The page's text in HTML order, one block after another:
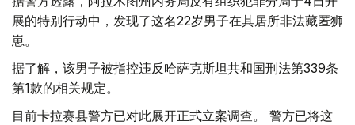
展的特别行动中，发现了这名22岁男子在其居所非法藏匿狮
崽。
据了解，该男子被指控违反哈萨克斯坦共和国刑法第339条
第1款的相关规定。
目前卡拉赛县警方已对此展开正式立案调查。 警方已将这